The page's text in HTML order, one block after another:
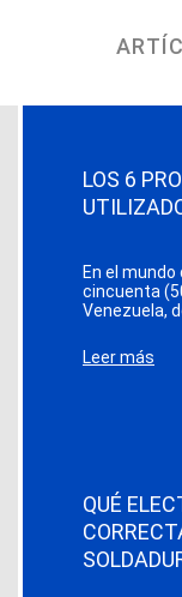
LOS 6
En el
cincuenta
Venezuela,
Leer más
QUÉ